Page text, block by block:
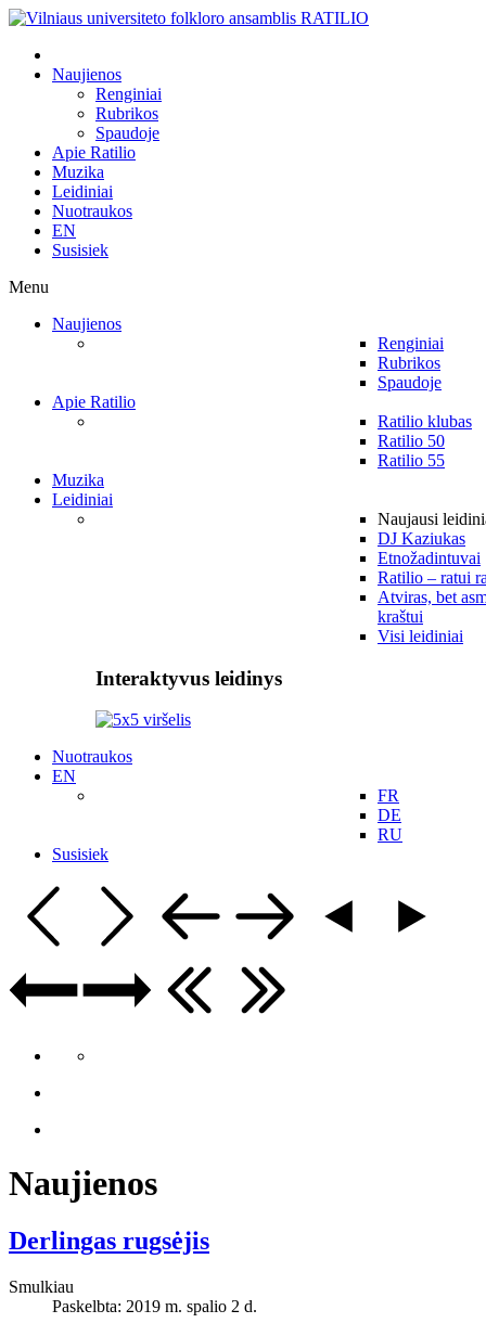
Naujienos
Renginiai
Rubrikos
Spaudoje
Apie Ratilio
Muzika
Leidiniai
Nuotraukos
EN
Susisiek
Menu
Naujienos
Renginiai
Rubrikos
Spaudoje
Apie Ratilio
Ratilio klubas
Ratilio 50
Ratilio 55
Muzika
Leidiniai
Naujausi
DJ Kaziukas
Etnožadintuvai
Ratilio – ratui
Atviras, bet
kraštui
Visi leidiniai
Interaktyvus leidinys
Nuotraukos
EN
FR
DE
RU
Susisiek
Naujienos
Derlingas rugsėjis
Smulkiau
Paskelbta: 2019 m. spalio 2 d.